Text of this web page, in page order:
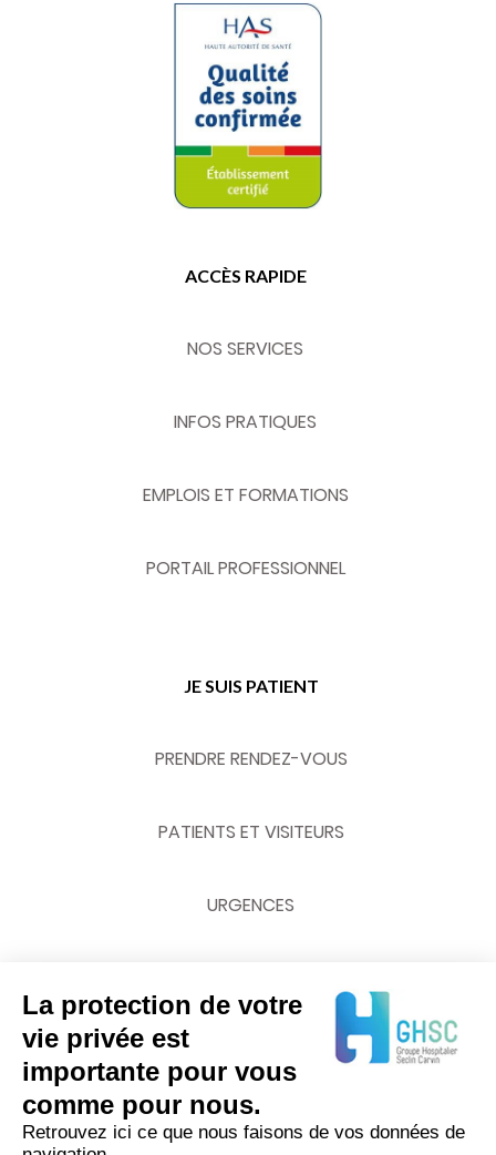
ACCÈS RAPIDE
NOS SERVICES
INFOS PRATIQUES
EMPLOIS ET FORMATIONS
PORTAIL PROFESSIONNEL
JE SUIS PATIENT
PRENDRE RENDEZ-VOUS
PATIENTS ET VISITEURS
URGENCES
03 20 62 70 00
La protection de votre
vie privée est
importante pour vous
comme pour nous.
Retrouvez ici ce que nous faisons de vos données de